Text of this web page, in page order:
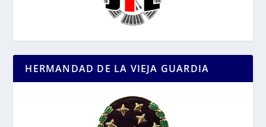
HERMANDAD DE LA VIEJA GUARDIA